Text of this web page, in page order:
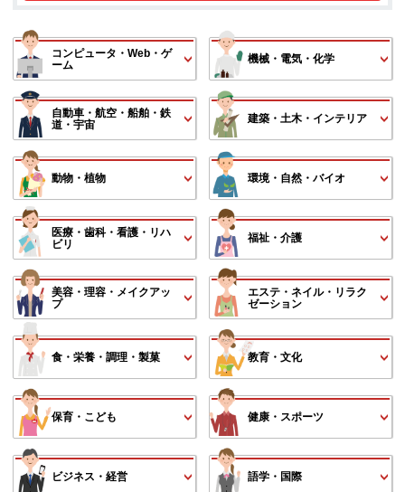
コンピュータ・Web・ゲ
ーム
機械・電気・化学
自動車・航空・船舶・鉄
道・宇宙
建築・土木・インテリア
動物・植物 環境・自然・バイオ
医療・歯科・看護・リハ
ビリ
福祉・介護
美容・理容・メイクアッ
プ
エステ・ネイル・リラク
ゼーション
食・栄養・調理・製菓 教育・文化
保育・こども 健康・スポーツ
ビジネス・経営 語学・国際